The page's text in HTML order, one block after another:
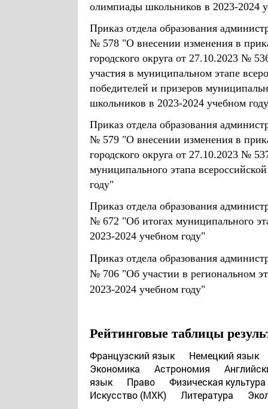
олимпиады школьников в 2023-2024
Приказ отдела образования
№ 578 "О внесении изменения в
городского округа от 27.10.2023 №
участия в муниципальном этапе
победителей и призеров
школьников в 2023-2024 учебном
Приказ отдела образования
№ 579 "О внесении изменения в
городского округа от 27.10.2023 №
муниципального этапа
году"
Приказ отдела образования
№ 672 "Об итогах муниципального
2023-2024 учебном году"
Приказ отдела образования
№ 706 "Об участии в региональном
2023-2024 учебном году"
Рейтинговые таблицы
Французский язык
Немецкий язык
Экономика
Астрономия
язык
Право
Физическая культура
Искусство (МХК)
Литература